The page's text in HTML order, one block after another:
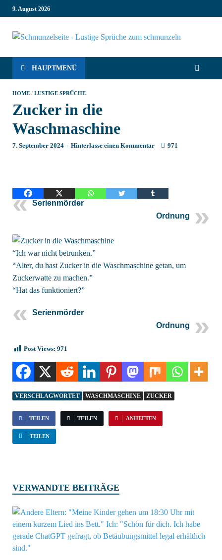
9. August 2026
–
Sprüche,
die dich
garantiert!
HAUPTMENÜ
HOME / LUSTIGE SPRÜCHE
Zucker in die
Waschmaschine
7. September 2024 - Hinterlasse einen Kommentar 971
Serienmörder
Ordnung
“Ich war nicht betrunken.”
“Alter, du hast Zucker in die Waschmaschine getan, um
Zuckerwatte zu machen.”
“Hat das funktioniert?”
Serienmörder
Ordnung
Post Views: 971
VERSCHLAGWORTET WASCHMASCHINE ZUCKER
TEILEN TEILEN ANHEFTEN
TEILEN
VERWANDTE BEITRÄGE